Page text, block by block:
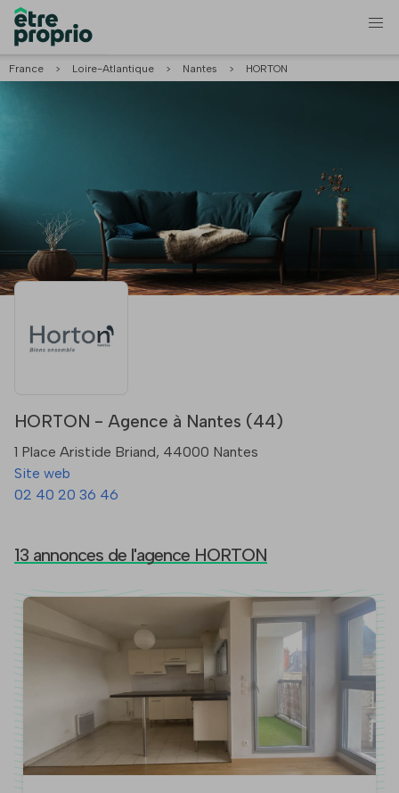
France > Loire-Atlantique > Nantes > HORTON
HORTON - Agence à Nantes (44)
1 Place Aristide Briand, 44000 Nantes
Site web
02 40 20 36 46
13 annonces de l'agence HORTON